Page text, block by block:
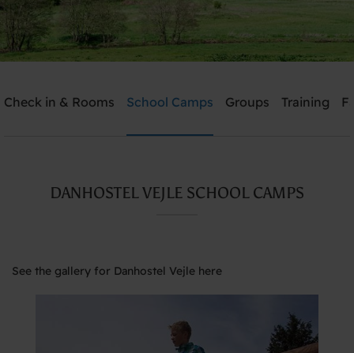
Need help? Ring: +45 7582 5188
Check in & Rooms School Camps Groups Training
DANHOSTEL VEJLE SCHOOL CAMPS
See the gallery for Danhostel Vejle here